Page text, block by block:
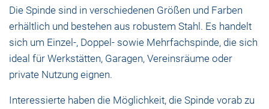
Die Spinde sind in verschiedenen Größen und Farben
erhältlich und bestehen aus robustem Stahl. Es handelt
sich um Einzel-, Doppel- sowie Mehrfachspinde, die sich
ideal für Werkstätten, Garagen, Vereinsräume oder
private Nutzung eignen.
Interessierte haben die Möglichkeit, die Spinde vorab zu